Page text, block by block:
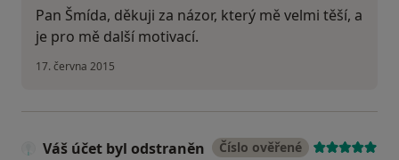
Pan Šmída, děkuji za názor, který mě velmi těší, a
je pro mě další motivací.
17. června 2015
Váš účet byl odstraněn Číslo ověřené